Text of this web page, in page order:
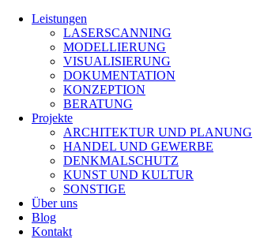
Leistungen
LASERSCANNING
MODELLIERUNG
VISUALISIERUNG
DOKUMENTATION
KONZEPTION
BERATUNG
Projekte
ARCHITEKTUR UND PLANUNG
HANDEL UND GEWERBE
DENKMALSCHUTZ
KUNST UND KULTUR
SONSTIGE
Über uns
Blog
Kontakt